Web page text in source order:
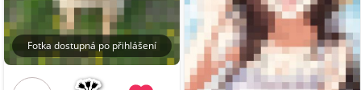
Fotka dostupná po přihlášení